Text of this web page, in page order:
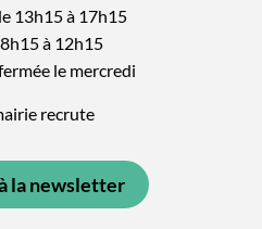
13h15 à 17h15
à 12h15
le mercredi
recrute
la newsletter